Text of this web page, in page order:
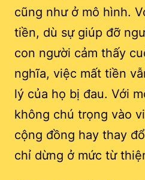
cũng như ở mô hình.
tiền, dù sự giúp đỡ
con người cảm thấy
nghĩa, việc mất tiền
lý của họ bị đau. Với
không chú trọng vào
cộng đồng hay thay
chỉ dừng ở mức từ